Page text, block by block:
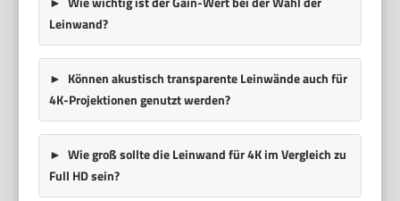
Leinwand?
Können akustisch transparente Leinwände auch für
4K-Projektionen genutzt werden?
Wie groß sollte die Leinwand für 4K im Vergleich zu
Full HD sein?